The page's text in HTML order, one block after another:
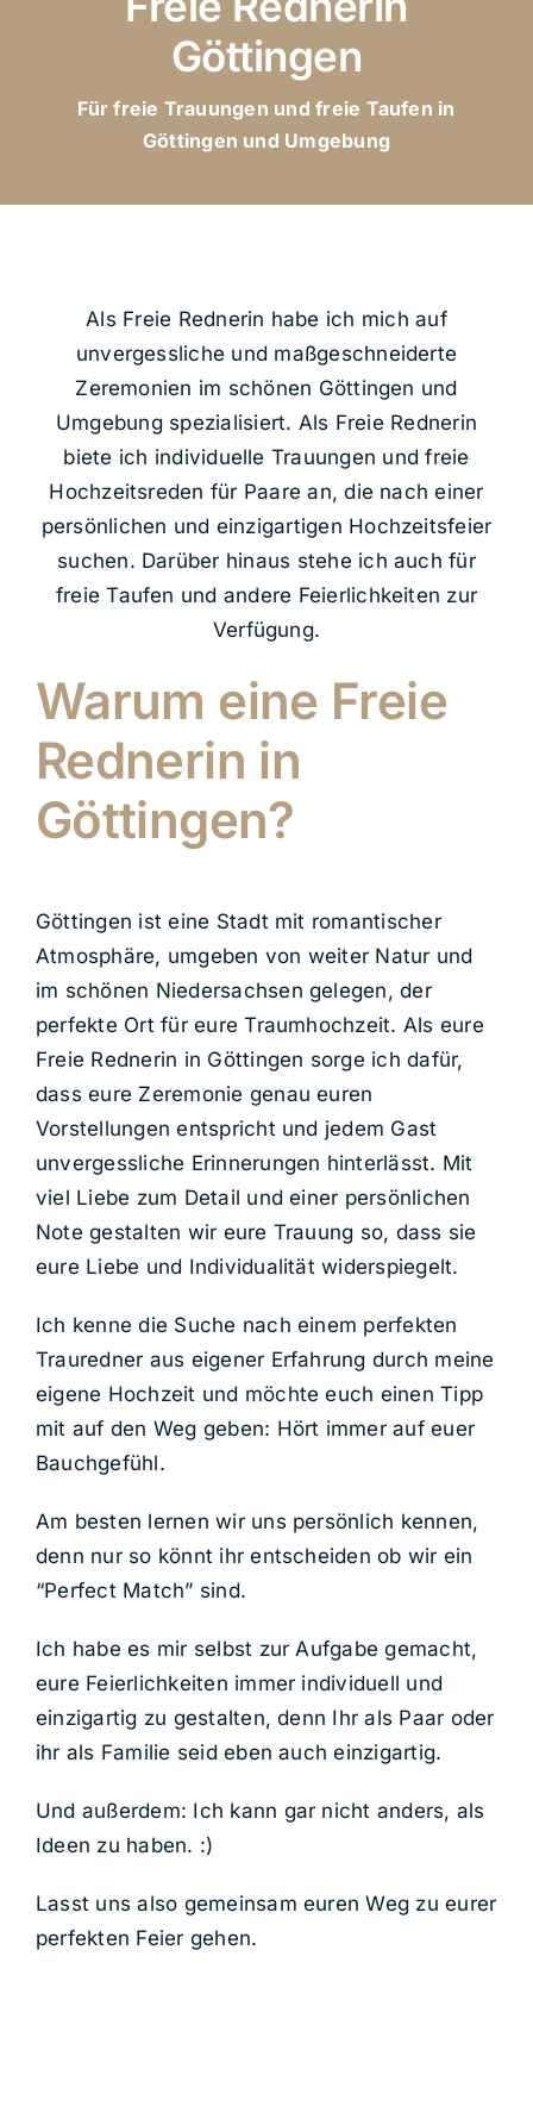
Göttingen
Für freie Trauungen und freie Taufen in
Göttingen und Umgebung
Als Freie Rednerin habe ich mich auf
unvergessliche und maßgeschneiderte
Zeremonien im schönen Göttingen und
Umgebung spezialisiert. Als Freie Rednerin
biete ich individuelle Trauungen und freie
Hochzeitsreden für Paare an, die nach einer
persönlichen und einzigartigen Hochzeitsfeier
suchen. Darüber hinaus stehe ich auch für
freie Taufen und andere Feierlichkeiten zur
Verfügung.
Warum eine Freie
Rednerin in
Göttingen?
Göttingen ist eine Stadt mit romantischer
Atmosphäre, umgeben von weiter Natur und
im schönen Niedersachsen gelegen, der
perfekte Ort für eure Traumhochzeit. Als eure
Freie Rednerin in Göttingen sorge ich dafür,
dass eure Zeremonie genau euren
Vorstellungen entspricht und jedem Gast
unvergessliche Erinnerungen hinterlässt. Mit
viel Liebe zum Detail und einer persönlichen
Note gestalten wir eure Trauung so, dass sie
eure Liebe und Individualität widerspiegelt.
Ich kenne die Suche nach einem perfekten
Trauredner aus eigener Erfahrung durch meine
eigene Hochzeit und möchte euch einen Tipp
mit auf den Weg geben: Hört immer auf euer
Bauchgefühl.
Am besten lernen wir uns persönlich kennen,
denn nur so könnt ihr entscheiden ob wir ein
“Perfect Match” sind.
Ich habe es mir selbst zur Aufgabe gemacht,
eure Feierlichkeiten immer individuell und
einzigartig zu gestalten, denn Ihr als Paar oder
ihr als Familie seid eben auch einzigartig.
Und außerdem: Ich kann gar nicht anders, als
Ideen zu haben. :)
Lasst uns also gemeinsam euren Weg zu eurer
perfekten Feier gehen.